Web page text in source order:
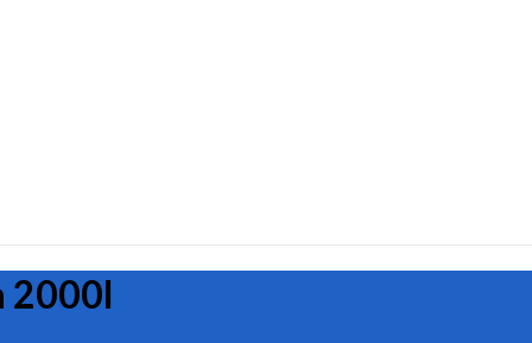
2000l